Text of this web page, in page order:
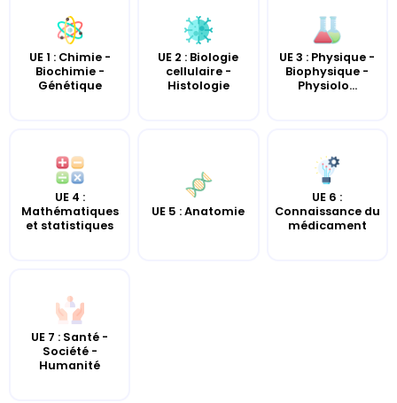
UE 1 : Chimie -
Biochimie -
Génétique
UE 2 : Biologie
cellulaire -
Histologie
UE 3 : Physique -
Biophysique -
Physiolo...
UE 4 :
Mathématiques
et statistiques
UE 5 : Anatomie
UE 6 :
Connaissance du
médicament
UE 7 : Santé -
Société -
Humanité